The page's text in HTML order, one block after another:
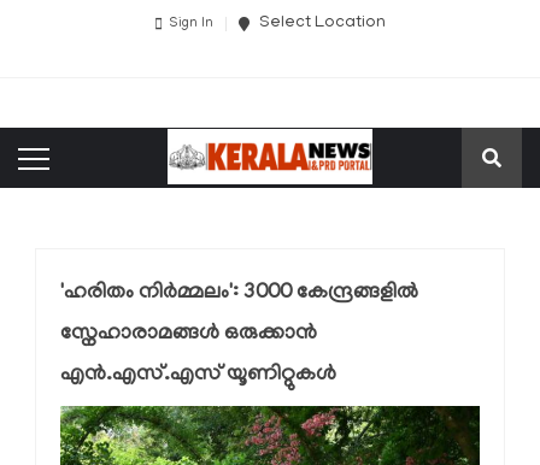
Sign In Select Location
'ഹരിതം നിർമ്മലം': 3000 കേന്ദ്രങ്ങളിൽ
സ്നേഹാരാമങ്ങൾ ഒരുക്കാൻ
എൻ.എസ്.എസ് യൂണിറ്റുകൾ